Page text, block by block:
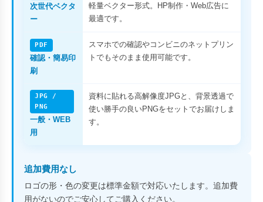
次世代ベクタ
ー
軽量ベクター形式。HP制作・Web広告に
最適です。
PDF
確認・簡易印
刷
スマホでの確認やコンビニのネットプリン
トでもそのまま使用可能です。
JPG /
PNG
一般・WEB
用
資料に貼れる高解像度JPGと、背景透過で
使い勝手の良いPNGをセットでお届けしま
す。
追加費用なし
ロゴの形・色の変更は標準金額で対応いたします。追加費
用がないのでご安心してご購入ください。